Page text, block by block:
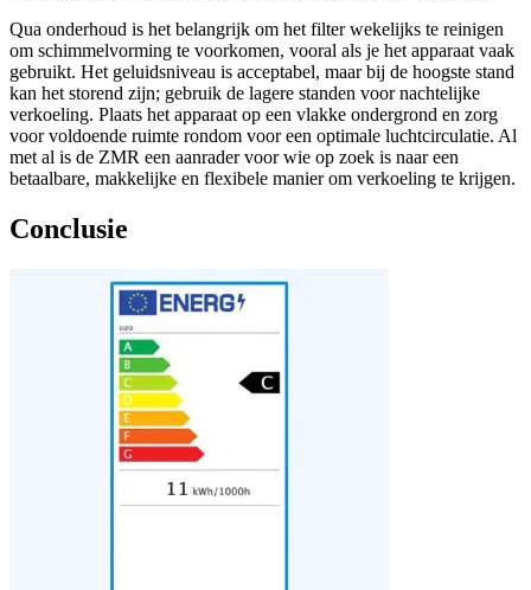
Qua onderhoud is het belangrijk om het filter wekelijks te reinigen
om schimmelvorming te voorkomen, vooral als je het apparaat vaak
gebruikt. Het geluidsniveau is acceptabel, maar bij de hoogste stand
kan het storend zijn; gebruik de lagere standen voor nachtelijke
verkoeling. Plaats het apparaat op een vlakke ondergrond en zorg
voor voldoende ruimte rondom voor een optimale luchtcirculatie. Al
met al is de ZMR een aanrader voor wie op zoek is naar een
betaalbare, makkelijke en flexibele manier om verkoeling te krijgen.
Conclusie